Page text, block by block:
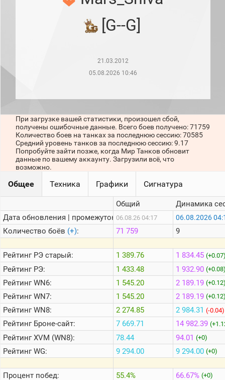
игроков
Кланы
Статистика
стримеров
Информация
Онлайн
Цветовая
шкала
Теlegram
ВК
Портал
Мира
Танков
[G--G]
21.03.2012
05.08.2026 10:46
При загрузке вашей статистики, произошел сбой,
получены ошибочные данные. Всего боев получено: 71759
Количество боев на танках за последнюю сессию: 70585
Средний уровень танков за последнюю сессию: 9.17
Попробуйте зайти позже, когда Мир Танков обновит
данные по вашему аккаунту. Загрузили всё, что
возможно.
Общее Техника Графики Сигнатура
Дата обновления | промежуток:
Количество боёв (+):
РейтингРЭ старый:
РейтингРЭ:
РейтингWN6:
РейтингWN7:
РейтингWN8:
РейтингБроне-сайт:
РейтингXVM (WN8):
РейтингWG:
Процент побед:
Общий
06.08.26 04:17
71 759
1 389.76
1 433.48
1 545.20
1 545.20
2 274.85
7 669.71
78.44
9 294.00
55.4%
Динамика
06.08.2026
9
1 834.45
1 932.90
2 189.19
2 189.19
2 984.31 (-0.04)
14 982.39
94.01 (+0)
9 294.00 (+0)
66.67% (+0)